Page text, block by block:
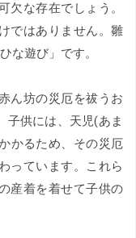
欠な存在でしょう。
ではありません。雛
な遊び」です。
ん坊の災厄を祓うお
子供には、天児(あま
かるため、その災厄
っています。これら
産着を着せて子供の